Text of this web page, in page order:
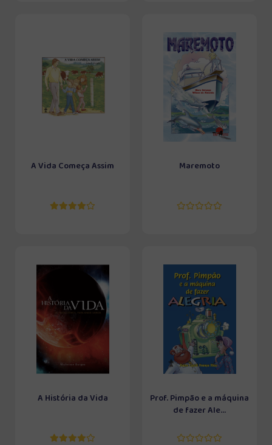
A Vida Começa Assim Maremoto
A História da Vida
Prof. Pimpão e a máquina
de fazer Ale...